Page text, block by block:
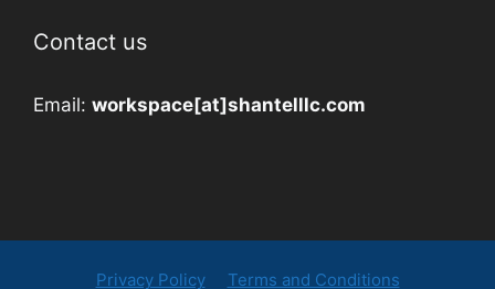
Contact us
Email: workspace[at]shantelllc.com
Privacy Policy Terms and Conditions